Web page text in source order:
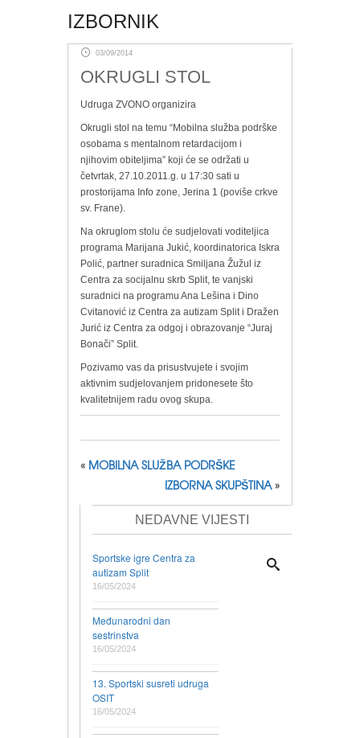
IZBORNIK
03/09/2014
OKRUGLI STOL
Udruga ZVONO organizira
Okrugli stol na temu “Mobilna služba podrške
osobama s mentalnom retardacijom i
njihovim obiteljima” koji će se održati u
četvrtak, 27.10.2011.g. u 17:30 sati u
prostorijama Info zone, Jerina 1 (poviše crkve
sv. Frane).
Na okruglom stolu će sudjelovati voditeljica
programa Marijana Jukić, koordinatorica Iskra
Polić, partner suradnica Smiljana Žužul iz
Centra za socijalnu skrb Split, te vanjski
suradnici na programu Ana Lešina i Dino
Cvitanović iz Centra za autizam Split i Dražen
Jurić iz Centra za odgoj i obrazovanje “Juraj
Bonači” Split.
Pozivamo vas da prisustvujete i svojim
aktivnim sudjelovanjem pridonesete što
kvalitetnijem radu ovog skupa.
« MOBILNA SLUŽBA PODRŠKE
IZBORNA SKUPŠTINA»
NEDAVNE VIJESTI
Sportske igre Centra za
autizam Split
16/05/2024
Međunarodni dan
sestrinstva
16/05/2024
13. Sportski susreti udruga
OSIT
16/05/2024